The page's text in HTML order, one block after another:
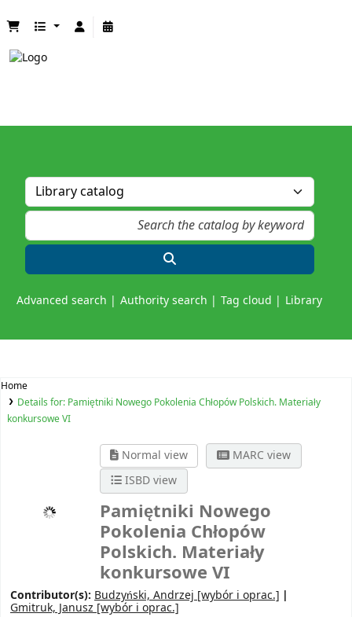
Advanced search Authority search Tag cloud Library
Home
Details for: Pamiętniki Nowego Pokolenia Chłopów Polskich. Materiały
konkursoweVI
Normal view
MARC view
ISBD view
Pamiętniki Nowego
Pokolenia Chłopów
Polskich. Materiały
konkursowe VI
Contributor(s): Budzyński, Andrzej [wybór i oprac.]
Gmitruk, Janusz [wybór i oprac.]